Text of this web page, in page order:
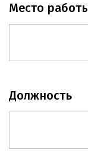
Место
Должность